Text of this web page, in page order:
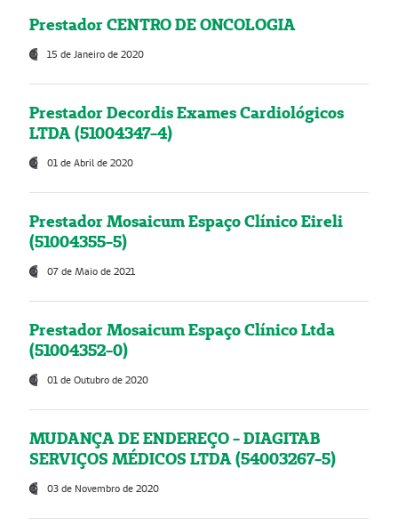
Prestador CENTRO DE ONCOLOGIA
15 de Janeiro de 2020
Prestador Decordis Exames Cardiológicos
LTDA (51004347-4)
01 de Abril de 2020
Prestador Mosaicum Espaço Clínico Eireli
(51004355-5)
07 de Maio de 2021
Prestador Mosaicum Espaço Clínico Ltda
(51004352-0)
01 de Outubro de 2020
MUDANÇA DE ENDEREÇO - DIAGITAB
SERVIÇOS MÉDICOS LTDA (54003267-5)
03 de Novembro de 2020